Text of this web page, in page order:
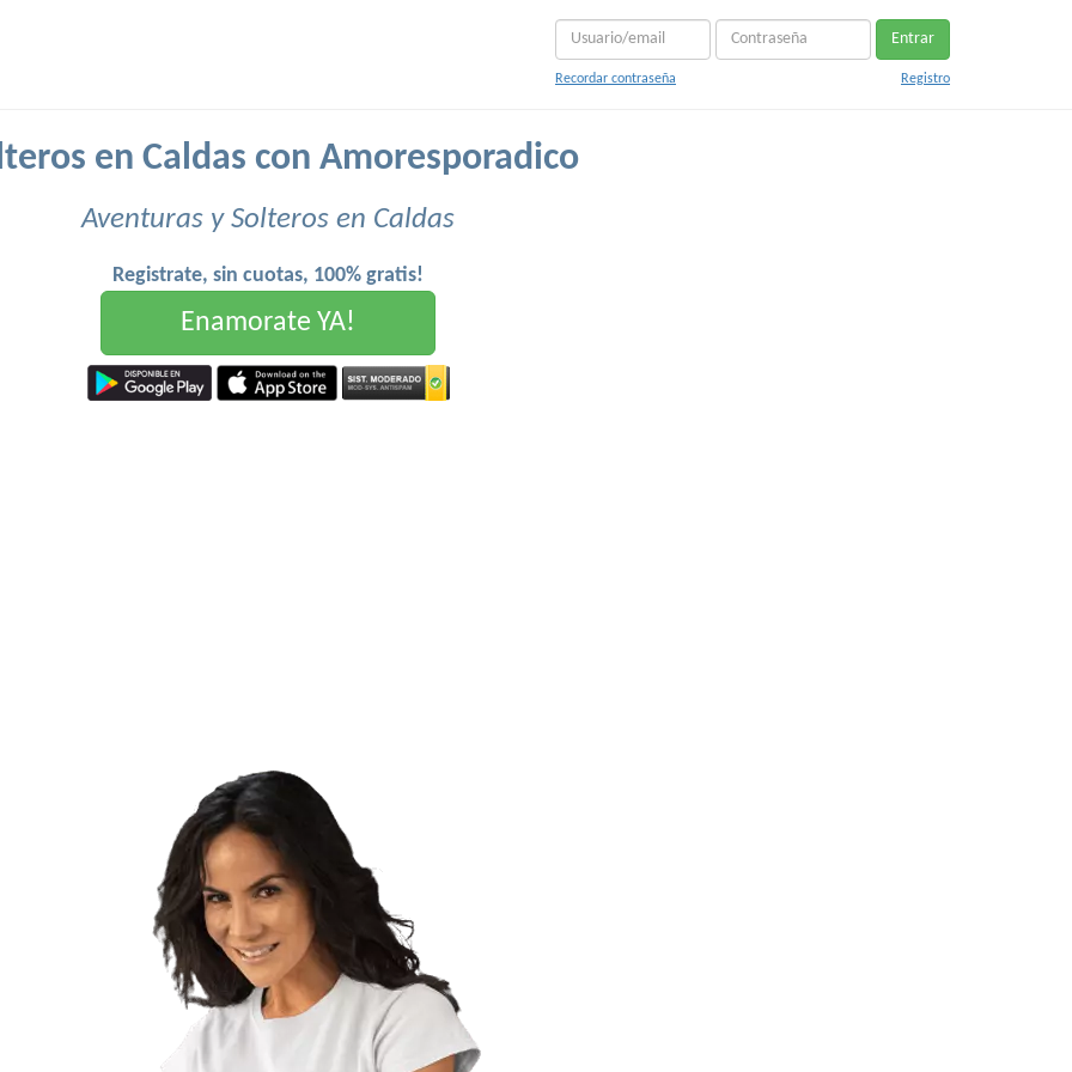
Entrar
Recordar contraseña Registro
en Caldas con Amoresporadico
Aventuras y Solteros en Caldas
Registrate, sin cuotas, 100% gratis!
Enamorate YA!